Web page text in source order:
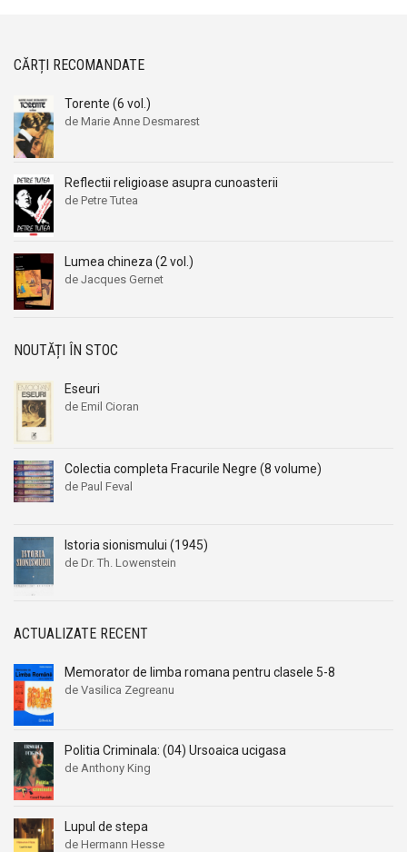
CĂRȚI RECOMANDATE
Torente (6 vol.)
de Marie Anne Desmarest
Reflectii religioase asupra cunoasterii
de Petre Tutea
Lumea chineza (2 vol.)
de Jacques Gernet
NOUTĂȚI ÎN STOC
Eseuri
de Emil Cioran
Colectia completa Fracurile Negre (8 volume)
de Paul Feval
Istoria sionismului (1945)
de Dr. Th. Lowenstein
ACTUALIZATE RECENT
Memorator de limba romana pentru clasele 5-8
de Vasilica Zegreanu
Politia Criminala: (04) Ursoaica ucigasa
de Anthony King
Lupul de stepa
de Hermann Hesse